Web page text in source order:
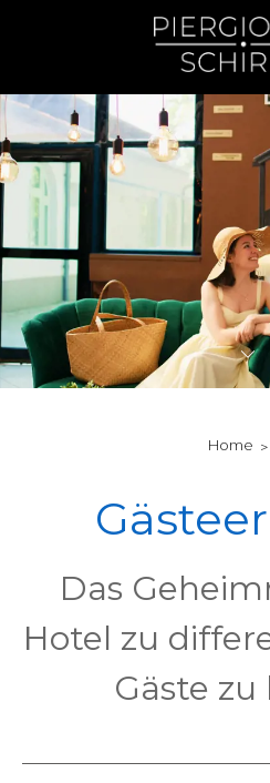
Home
Das
Hotel zu
Gäste